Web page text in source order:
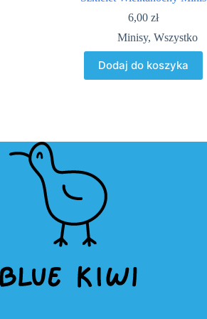
6,00zł
Minisy,Wszystko
Dodaj do koszyka